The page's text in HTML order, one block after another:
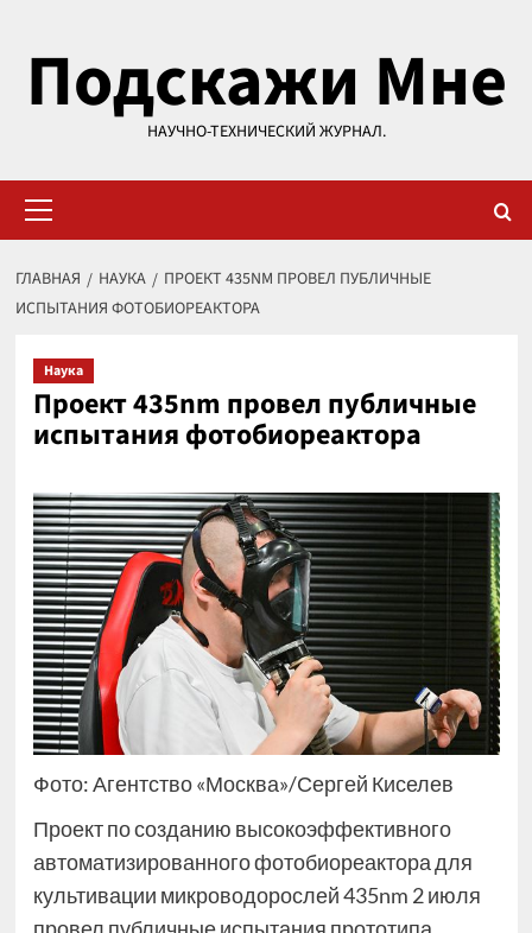
содержимому
Подскажи Мне
НАУЧНО-ТЕХНИЧЕСКИЙ ЖУРНАЛ.
меню
ГЛАВНАЯ НАУКА
ПРОЕКТ 435NM ПРОВЕЛ ПУБЛИЧНЫЕ
ИСПЫТАНИЯ ФОТОБИОРЕАКТОРА
Наука
Проект 435nm провел публичные
испытания фотобиореактора
Фото: Агентство «Москва»/Сергей Киселев
Проект по созданию высокоэффективного
автоматизированного фотобиореактора для
культивации микроводорослей 435nm 2 июля